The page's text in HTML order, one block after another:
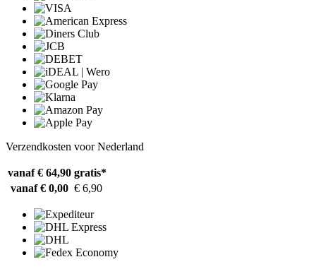
Verzendkosten voor Nederland
vanaf € 64,90 gratis*
vanaf € 0,00 € 6,90